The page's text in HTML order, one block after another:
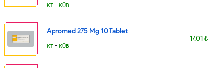
KT - KÜB
Apromed 275 Mg 10 Tablet
KT - KÜB
17.01 ₺